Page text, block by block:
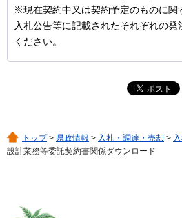
※現在契約中又は契約予定のものに関
入札公告等に記載されたそれぞれの
ください。
トップ> 県政情報 > 入札・調達・売却 >
設計業務等委託契約書関係ダウンロード